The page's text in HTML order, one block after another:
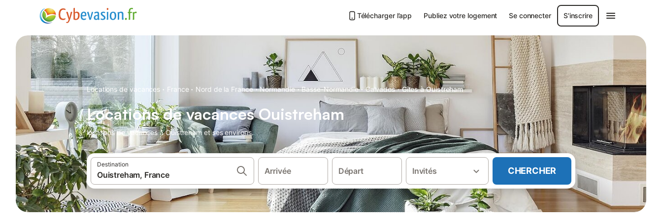
Télécharger l’app Publiez votre logement Se connecter S'inscrire
Locations de vacances · France · Nord de la France · Normandie · Basse-Normandie · Calvados · Gîtes à Ouistreham
Locations de vacances Ouistreham
locations de vacances à Ouistreham et ses environs.
Destination
Arrivée Départ Invités CHERCHER